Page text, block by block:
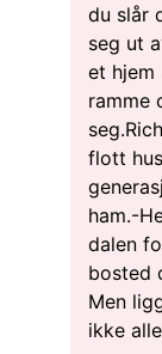
du slår
seg ut
et hjem
ramme
flott
ham.-
dalen
bosted
Men
ikke